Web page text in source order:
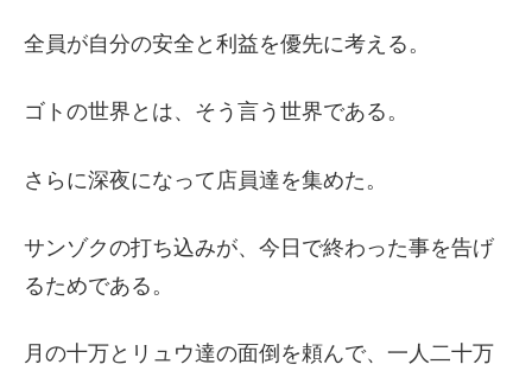
全員が自分の安全と利益を優先に考える。
ゴトの世界とは、そう言う世界である。
さらに深夜になって店員達を集めた。
サンゾクの打ち込みが、今日で終わった事を告げ
るためである。
月の十万とリュウ達の面倒を頼んで、一人二十万